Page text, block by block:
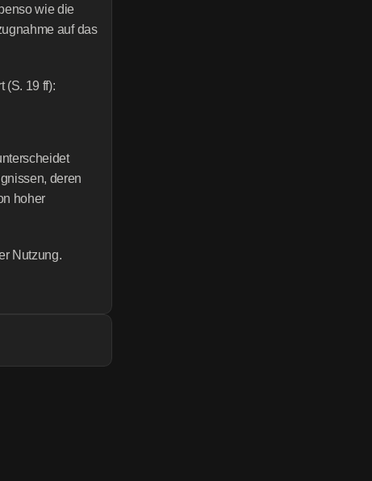
wie die
auf das
(S. 19 ff):
deren
hoher
Nutzung.